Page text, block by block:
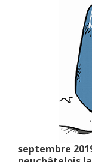
Soutenir le
Nos collections
En pratique
septembre